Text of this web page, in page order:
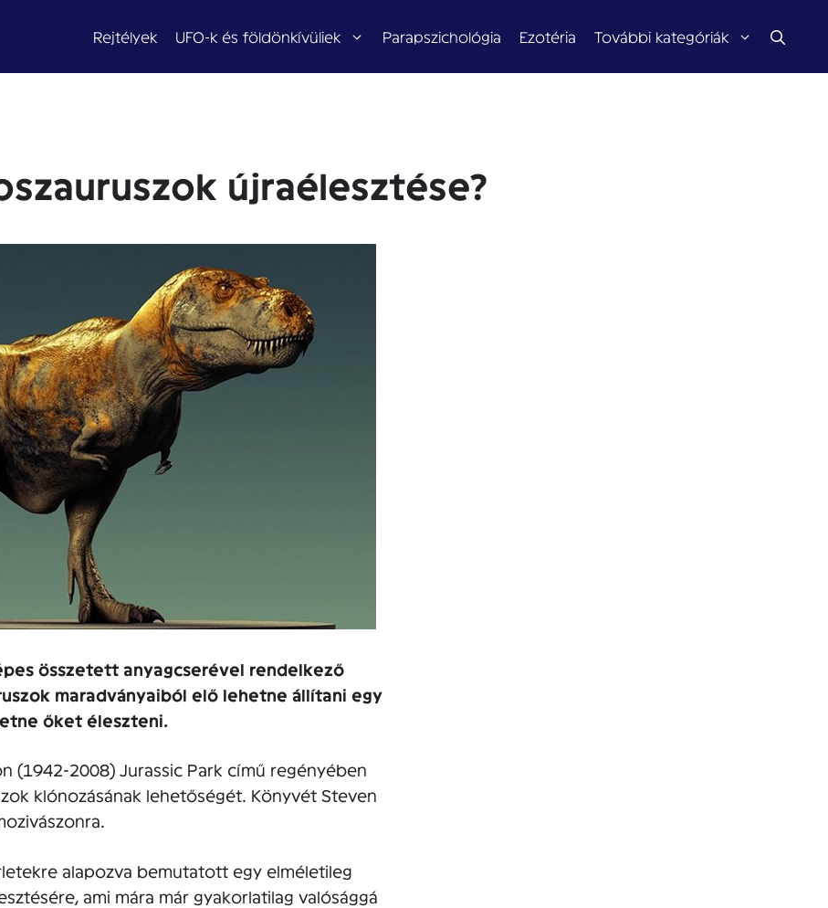
Rejtélyek UFO-k és földönkívüliek Parapszichológia Ezotéria További kategóriák
újraélesztése?
összetett anyagcserével rendelkező
maradványaiból elő lehetne állítani egy
őket éleszteni.
(1942-2008) Jurassic Park című regényében
klónozásának lehetőségét. Könyvét Steven
alapozva bemutatott egy elméletileg
ami mára már gyakorlatilag valósággá